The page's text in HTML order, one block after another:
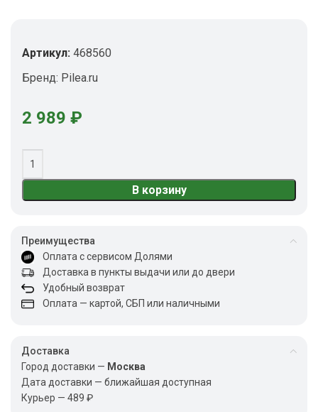
Артикул: 468560
Бренд: Pilea.ru
2 989 ₽
В корзину
Преимущества
Оплата с сервисом Долями
Доставка в пункты выдачи или до двери
Удобный возврат
Оплата — картой, СБП или наличными
Доставка
Город доставки — Москва
Дата доставки — ближайшая доступная
Курьер — 489 ₽